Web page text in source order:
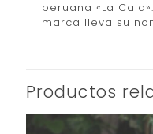
peruana «La
marca lleva su
Productos